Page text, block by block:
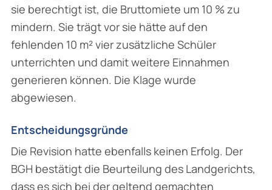
sie berechtigt ist, die Bruttomiete um 10 % zu
mindern. Sie trägt vor sie hätte auf den
fehlenden 10 m² vier zusätzliche Schüler
unterrichten und damit weitere Ein­nahmen
generieren können. Die Klage wurde
abgewiesen.
Entscheidungsgründe
Die Revision hatte ebenfalls keinen Erfolg. Der
BGH bestätigt die Beurteilung des Land­gerichts,
dass es sich bei der geltend gemachten